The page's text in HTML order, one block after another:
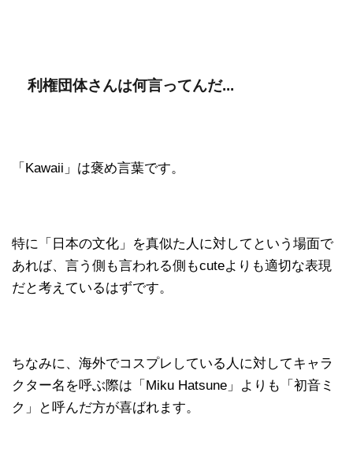
利権団体さんは何言ってんだ...
「Kawaii」は褒め言葉です。
特に「日本の文化」を真似た人に対してという場面で
あれば、言う側も言われる側もcuteよりも適切な表現
だと考えているはずです。
ちなみに、海外でコスプレしている人に対してキャラ
クター名を呼ぶ際は「Miku Hatsune」よりも「初音ミ
ク」と呼んだ方が喜ばれます。